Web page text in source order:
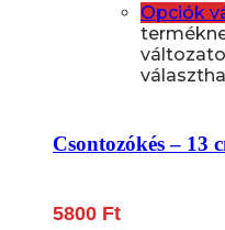
Opciók
Csontozókés – 13
5800 Ft